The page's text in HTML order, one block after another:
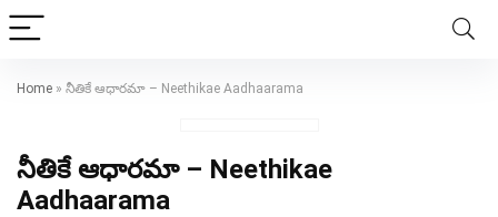
Home » నీతికే ఆధారమా – Neethikae Aadhaarama
నీతికే ఆధారమా – Neethikae
Aadhaarama